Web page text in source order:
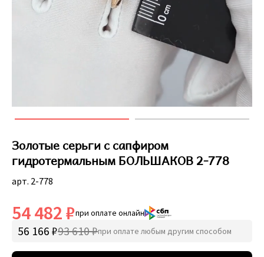
Золотые серьги с сапфиром
гидротермальным БОЛЬШАКОВ 2-778
арт. 2-778
54 482 ₽при оплате онлайн
56 166 ₽93 610 ₽при оплате любым другим способом